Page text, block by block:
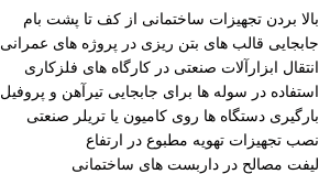
بالا بردن تجهیزات ساختمانی از کف تا پشت بام
جابجایی قالب‌ های بتن‌ ریزی در پروژه‌ های عمرانی
انتقال ابزارآلات صنعتی در کارگاه‌ های فلزکاری
استفاده در سوله‌ ها برای جابجایی تیرآهن و پروفیل
بارگیری دستگاه‌ ها روی کامیون یا تریلر صنعتی
نصب تجهیزات تهویه مطبوع در ارتفاع
لیفت مصالح در داربست‌ های ساختمانی